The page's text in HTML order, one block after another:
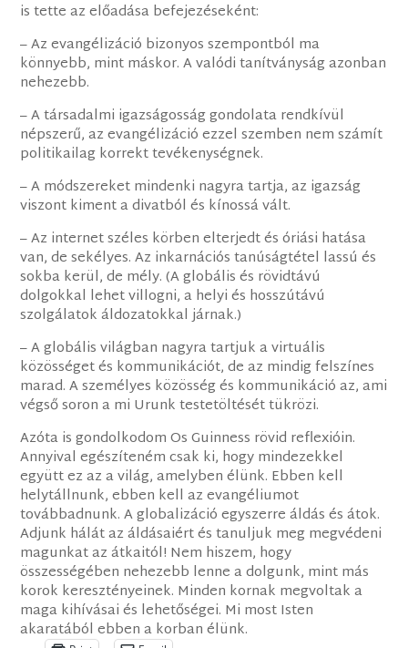
is tette az előadása befejezéseként:
– Az evangélizáció bizonyos szempontból ma
könnyebb, mint máskor. A valódi tanítványság azonban
nehezebb.
– A társadalmi igazságosság gondolata rendkívül
népszerű, az evangélizáció ezzel szemben nem számít
politikailag korrekt tevékenységnek.
– A módszereket mindenki nagyra tartja, az igazság
viszont kiment a divatból és kínossá vált.
– Az internet széles körben elterjedt és óriási hatása
van, de sekélyes. Az inkarnációs tanúságtétel lassú és
sokba kerül, de mély. (A globális és rövidtávú
dolgokkal lehet villogni, a helyi és hosszútávú
szolgálatok áldozatokkal járnak.)
– A globális világban nagyra tartjuk a virtuális
közösséget és kommunikációt, de az mindig felszínes
marad. A személyes közösség és kommunikáció az, ami
végső soron a mi Urunk testetöltését tükrözi.
Azóta is gondolkodom Os Guinness rövid reflexióin.
Annyival egészíteném csak ki, hogy mindezekkel
együtt ez az a világ, amelyben élünk. Ebben kell
helytállnunk, ebben kell az evangéliumot
továbbadnunk. A globalizáció egyszerre áldás és átok.
Adjunk hálát az áldásaiért és tanuljuk meg megvédeni
magunkat az átkaitól! Nem hiszem, hogy
összességében nehezebb lenne a dolgunk, mint más
korok keresztényeinek. Minden kornak megvoltak a
maga kihívásai és lehetőségei. Mi most Isten
akaratából ebben a korban élünk.